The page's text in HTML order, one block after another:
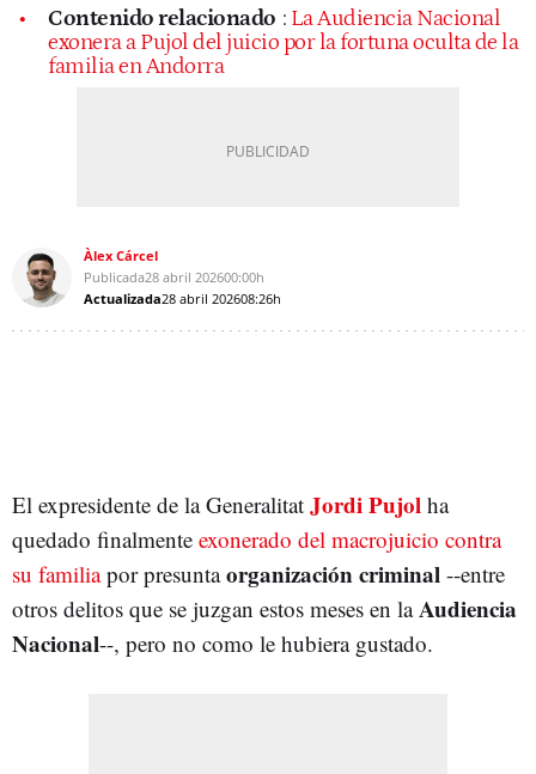
Contenido relacionado : La Audiencia Nacional
exonera a Pujol del juicio por la fortuna oculta de la
familia en Andorra
Àlex Cárcel
Publicada28 abril 202600:00h
Actualizada28 abril 202608:26h
El expresidente de la Generalitat Jordi Pujol ha
quedado finalmente exonerado del macrojuicio contra
su familiapor presuntaorganización criminal --entre
otros delitos que se juzgan estos meses en laAudiencia
Nacional--, pero no como le hubiera gustado.